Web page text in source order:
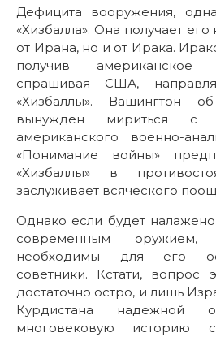
Дефицита вооружения,
«Хизбалла». Она получает
от Ирана, но и от Ирака.
получив
спрашивая США,
«Хизбаллы». Вашингтон
вынужден мириться с
американского военно-
«Понимание войны»
«Хизбаллы» в
заслуживает всяческого
Однако если будет
современным
необходимы для его
советники. Кстати, вопрос
достаточно остро, и лишь
Курдистана
многовековую историю